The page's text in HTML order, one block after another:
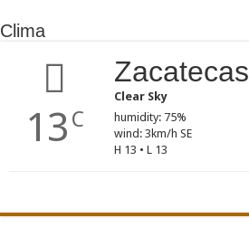
Clima
13 C
Zacatecas
Clear Sky
humidity: 75%
wind: 3km/h SE
H 13 • L 13